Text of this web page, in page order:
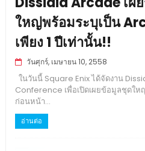
ใหญ่พร้อมระบุเป็น
เพียง 1 ปีเท่านั้น!!
วันศุกร์, เมษายน 10, 2558
ในวันนี้ Square Enix ได้จัดงาน
Conference เพื่อเปิดเผยข้อมูลชุดให
ก่อนหน้า...
อ่านต่อ